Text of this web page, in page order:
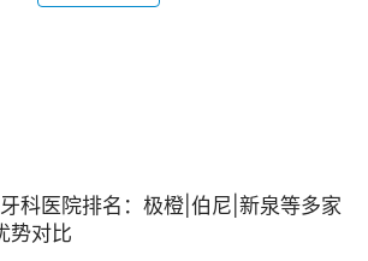
科医院排名：极橙|伯尼|新泉等多家
势对比